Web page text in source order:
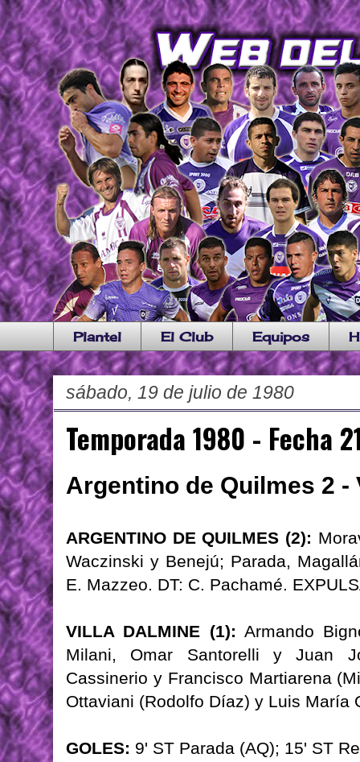
Plantel El Club Equipos
sábado, 19 de julio de 1980
Temporada 1980 - Fecha
Argentino de Quilmes 2 -
ARGENTINO DE QUILMES (2):
Waczinski y Benejú; Parada,
E. Mazzeo. DT: C. Pachamé.
VILLA DALMINE (1): Armando
Milani, Omar Santorelli y Juan
Cassinerio y Francisco Martiarena
Ottaviani (Rodolfo Díaz) y Luis María
GOLES: 9' ST Parada (AQ); 15' ST